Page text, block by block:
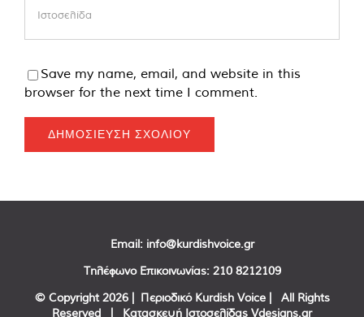
Save my name, email, and website in this
browser for the next time I comment.
Email: info@kurdishvoice.gr
Τηλέφωνο Επικοινωνίας: 210 8212109
© Copyright 2026 | Περιοδικό Kurdish Voice | All Rights
Reserved | Κατασκευή Ιστοσελίδας Vdesigns.gr